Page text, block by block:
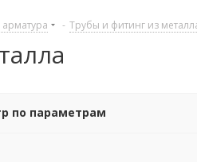
- Трубы и фитинг из
по параметрам